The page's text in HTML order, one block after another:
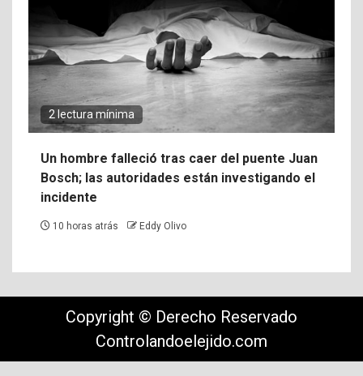
2 lectura mínima
Un hombre falleció tras caer del puente Juan
Bosch; las autoridades están investigando el
incidente
10 horas atrás Eddy Olivo
Copyright © Derecho Reservado
Controlandoelejido.com